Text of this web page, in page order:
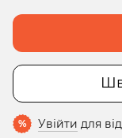
% Увійти для